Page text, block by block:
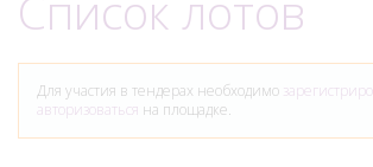
Для участия в тендерах необходимо
авторизоваться на площадке.